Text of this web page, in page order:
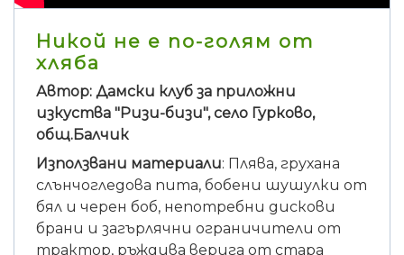
Никой не е по-голям от
хляба
Автор: Дамски клуб за приложни
изкуства "Ризи-бизи", село Гурково,
общ.Балчик
Използвани материали: Плява, грухана
слънчогледова пита, бобени шушулки от
бял и черен боб, непотребни дискови
брани и загърлячни ограничители от
трактор, ръждива верига от стара